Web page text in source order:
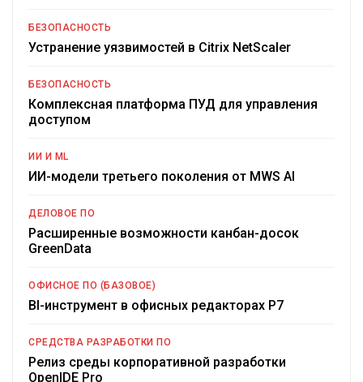
БЕЗОПАСНОСТЬ
Устранение уязвимостей в Citrix NetScaler
БЕЗОПАСНОСТЬ
Комплексная платформа ПУД для управления
доступом
ИИ И ML
ИИ-модели третьего поколения от MWS AI
ДЕЛОВОЕ ПО
Расширенные возможности канбан-досок
GreenData
ОФИСНОЕ ПО (БАЗОВОЕ)
BI-инструмент в офисных редакторах Р7
СРЕДСТВА РАЗРАБОТКИ ПО
Релиз среды корпоративной разработки
OpenIDE Pro